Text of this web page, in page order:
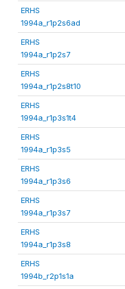
ERHS
1994a_r1p2s6ad
ERHS
1994a_r1p2s7
ERHS
1994a_r1p2s8t10
ERHS
1994a_r1p3s1t4
ERHS
1994a_r1p3s5
ERHS
1994a_r1p3s6
ERHS
1994a_r1p3s7
ERHS
1994a_r1p3s8
ERHS
1994b_r2p1s1a